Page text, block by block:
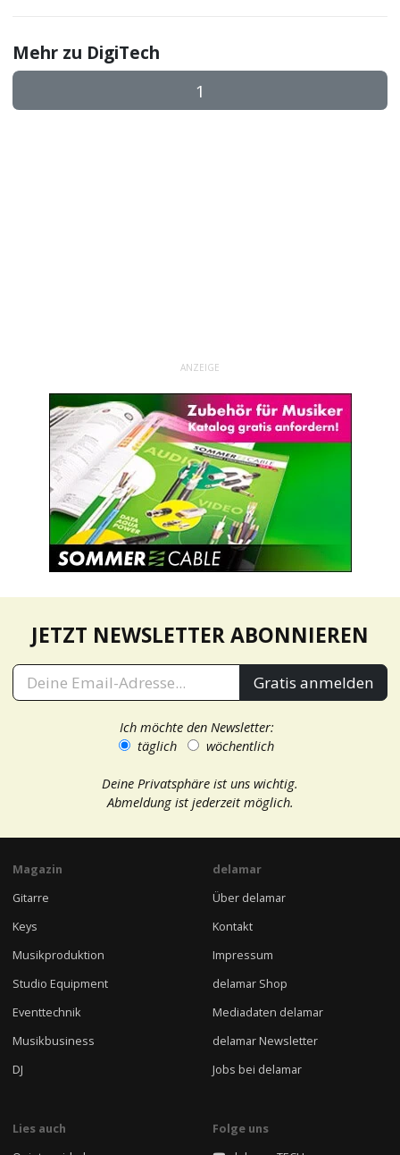
Mehr zu DigiTech
1
ANZEIGE
JETZT NEWSLETTER ABONNIEREN
Gratis anmelden
Ich möchte den Newsletter:
täglich
wöchentlich
Deine Privatsphäre ist uns wichtig.
Abmeldung ist jederzeit möglich.
Magazin
Gitarre
Keys
Musikproduktion
Studio Equipment
Eventtechnik
Musikbusiness
DJ
delamar
Über delamar
Kontakt
Impressum
delamar Shop
Mediadaten delamar
delamar Newsletter
Jobs bei delamar
Lies auch
Folge uns